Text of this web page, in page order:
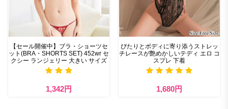
【セール開催中】ブラ・ショーツセ
ット(BRA・SHORTS SET) 452wr セ
クシー ランジェリー 大きい サイズ
1,342円
ぴたりとボディに寄り添うストレッ
チレースが艶めかしいテディ エロ コ
スプレ 下着
1,680円